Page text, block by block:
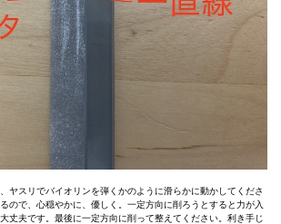
ヤスリでバイオリンを弾くかのように滑らかに動かしてくださ
ので、心穏やかに、優しく。一定方向に削ろうとすると力が入
丈夫です。最後に一定方向に削って整えてください。利き手じ